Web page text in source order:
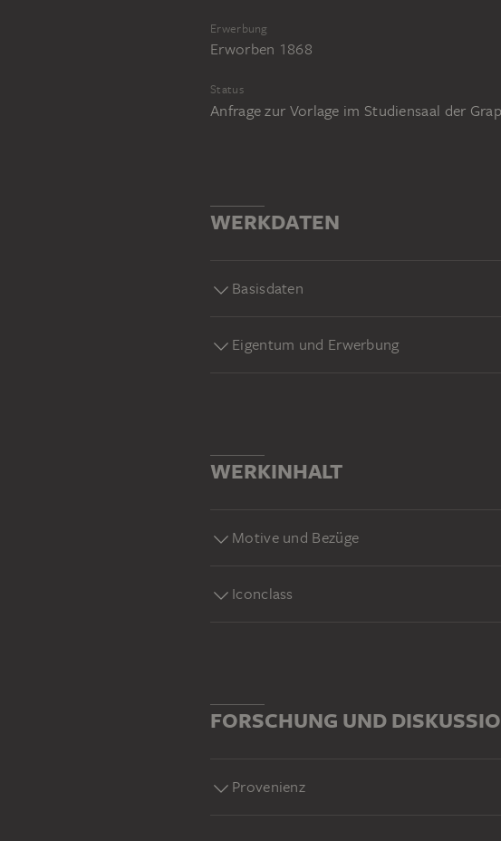
Erwerbung
Erworben 1868
Status
Anfrage zur Vorlage im Studiensaal der
WERKDATEN
Basisdaten
Eigentum und Erwerbung
WERKINHALT
Motive und Bezüge
Iconclass
FORSCHUNG UND
Provenienz